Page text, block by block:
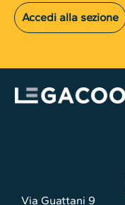
Accedi alla sezione
Via Guattani 9